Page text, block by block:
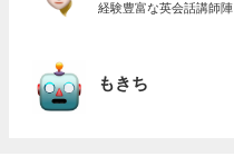
経験豊富な英会話講師陣
もきち